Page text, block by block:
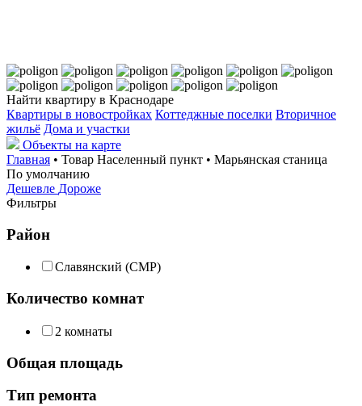
Найти квартиру в Краснодаре
Квартиры в новостройках Коттеджные поселки Вторичное
жильё Дома и участки
Объекты на карте
Главная • Товар Населенный пункт • Марьянская станица
По умолчанию
Дешевле Дороже
Фильтры
Район
Славянский (СМР)
Количество комнат
2 комнаты
Общая площадь
Тип ремонта